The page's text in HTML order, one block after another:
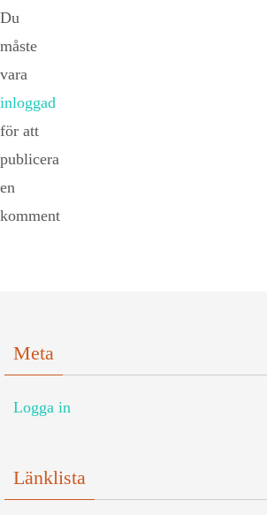
Du
måste
vara
inloggad
för att
publicera
en
kommentar.
Meta
Logga in
Länklista